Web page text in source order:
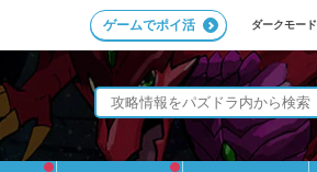
ダークモード
ゲームでポイ活